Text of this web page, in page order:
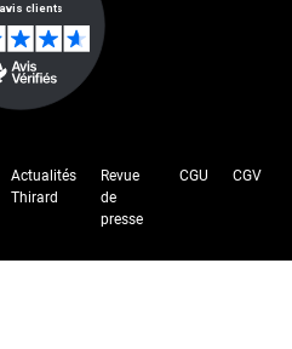
Actualités
Thirard
Revue
de
presse
CGU CGV